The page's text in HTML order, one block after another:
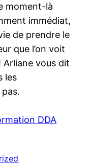
moment-là
immédiat,
de prendre le
que l’on voit
Arliane vous dit
les
DDA